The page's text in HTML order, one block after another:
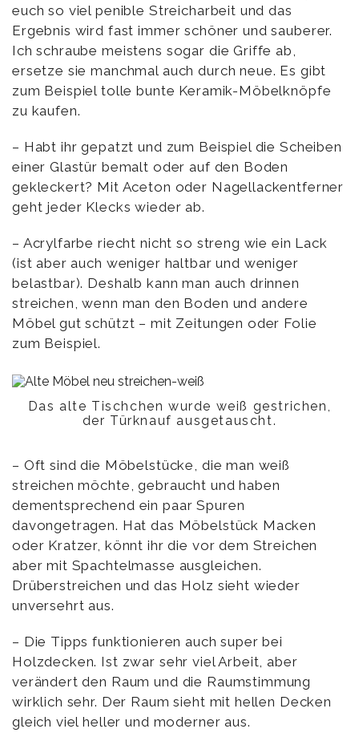
euch so viel penible Streicharbeit und das
Ergebnis wird fast immer schöner und sauberer.
Ich schraube meistens sogar die Griffe ab,
ersetze sie manchmal auch durch neue. Es gibt
zum Beispiel tolle bunte Keramik-Möbelknöpfe
zu kaufen.
– Habt ihr gepatzt und zum Beispiel die Scheiben
einer Glastür bemalt oder auf den Boden
gekleckert? Mit Aceton oder Nagellackentferner
geht jeder Klecks wieder ab.
– Acrylfarbe riecht nicht so streng wie ein Lack
(ist aber auch weniger haltbar und weniger
belastbar). Deshalb kann man auch drinnen
streichen, wenn man den Boden und andere
Möbel gut schützt – mit Zeitungen oder Folie
zum Beispiel.
Das alte Tischchen wurde weiß gestrichen,
der Türknauf ausgetauscht.
– Oft sind die Möbelstücke, die man weiß
streichen möchte, gebraucht und haben
dementsprechend ein paar Spuren
davongetragen. Hat das Möbelstück Macken
oder Kratzer, könnt ihr die vor dem Streichen
aber mit Spachtelmasse ausgleichen.
Drüberstreichen und das Holz sieht wieder
unversehrt aus.
– Die Tipps funktionieren auch super bei
Holzdecken. Ist zwar sehr viel Arbeit, aber
verändert den Raum und die Raumstimmung
wirklich sehr. Der Raum sieht mit hellen Decken
gleich viel heller und moderner aus.